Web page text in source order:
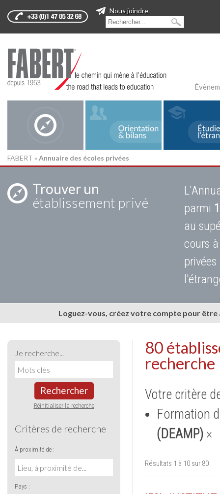
Nous joindre
FABERT » Annuaire des écoles privées
Trouver un
établissement privé
parmi
au
cours
Loguez-vous, créez votre compte pour
Je recherche...
Rechercher
Réinitialiser la recherche
Critères de recherche
À proximité de :
Pays :
80
recherche
Votre critère
Formation
(DEAMP) ×
Résultats 1 à 10 sur 80